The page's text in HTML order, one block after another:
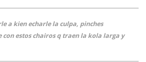
a kien echarle la culpa, pinches
con estos chairos q traen la kola larga y